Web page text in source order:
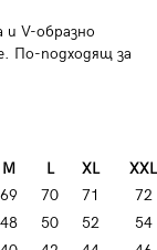
и V-образно
По-подходящ за
M L XL
XXL
69 70 71
72
48 50 52
54